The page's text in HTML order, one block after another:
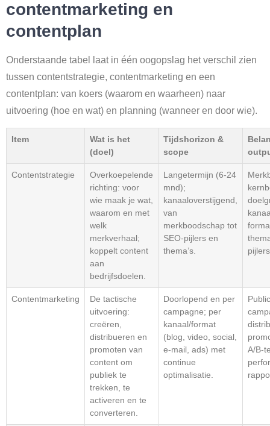
contentmarketing en
contentplan
Onderstaande tabel laat in één oogopslag het verschil zien
tussen contentstrategie, contentmarketing en een
contentplan: van koers (waarom en waarheen) naar
uitvoering (hoe en wat) en planning (wanneer en door wie).
Item
Wat is het
(doel)
Tijdshorizon &
scope
Contentstrategie
Overkoepelende
richting: voor
wie maak je wat,
waarom en met
welk
merkverhaal;
koppelt content
aan
bedrijfsdoelen.
Langetermijn (6-24
mnd);
kanaaloverstijgend,
van
merkboodschap tot
SEO-pijlers en
thema’s.
Contentmarketing
De tactische
uitvoering:
creëren,
distribueren en
promoten van
content om
publiek te
trekken, te
activeren en te
converteren.
Doorlopend en per
campagne; per
kanaal/format
(blog, video, social,
e-mail, ads) met
continue
optimalisatie.
A/B-